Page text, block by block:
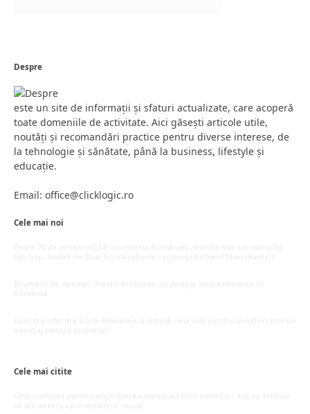
Despre
este un site de informații și sfaturi actualizate, care acoperă
toate domeniile de activitate. Aici găsești articole utile,
noutăți și recomandări practice pentru diverse interese, de
la tehnologie și sănătate, până la business, lifestyle și
educație.
Email: office@clicklogic.ro
Cele mai noi
Cele mai citite